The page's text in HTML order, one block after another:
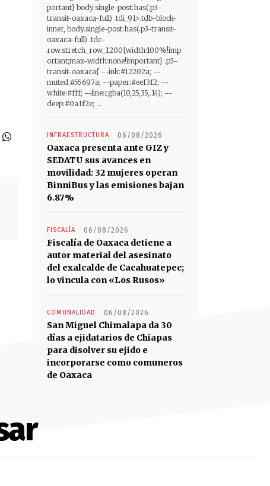
portant} body.single-post:has(.p3-
transit-oaxaca-full) .tdi_91>.tdb-block-
inner, body.single-post:has(.p3-transit-
oaxaca-full) .tdc-
row.stretch_row_1200{width:100%!imp
ortant;max-width:none!important} .p3-
transit-oaxaca{ --ink:#12202a; --
muted:#55697a; --paper:#eef3f2; --
white:#fff; --line:rgba(10,25,35,.14); --
deep:#0a1f2e; ...
INFRAESTRUCTURA 06/08/2026
Oaxaca presenta ante GIZ y
SEDATU sus avances en
movilidad: 32 mujeres operan
BinniBus y las emisiones bajan
6.87%
FISCALÍA 06/08/2026
Fiscalía de Oaxaca detiene a
autor material del asesinato
del exalcalde de Cacahuatepec;
lo vincula con «Los Rusos»
COMUNALIDAD 06/08/2026
San Miguel Chimalapa da 30
días a ejidatarios de Chiapas
para disolver su ejido e
incorporarse como comuneros
de Oaxaca